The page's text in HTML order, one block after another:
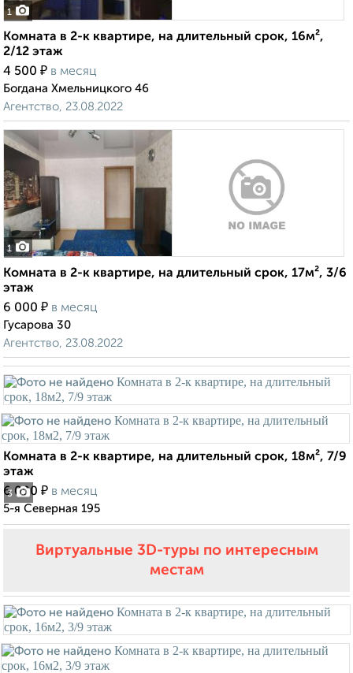
1
Комната в 2-к квартире, на длительный срок, 16м²,
2/12 этаж
4 500 ₽ в месяц
Богдана Хмельницкого 46
Агентство, 23.08.2022
1
Комната в 2-к квартире, на длительный срок, 17м², 3/6
этаж
6 000 ₽ в месяц
Гусарова 30
Агентство, 23.08.2022
3
Комната в 2-к квартире, на длительный срок, 18м², 7/9
этаж
6 000 ₽ в месяц
5-я Северная 195
Виртуальные 3D-туры по интересным
местам